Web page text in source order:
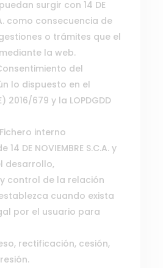
surgir con 14 DE
como consecuencia de
o trámites que el
la web.
del
lo dispuesto en el
2016/679 y la LOPDGDD
Fichero interno
DE NOVIEMBRE S.C.A. y
desarrollo,
control de la relación
cuando exista
por el usuario para
rectificación, cesión,